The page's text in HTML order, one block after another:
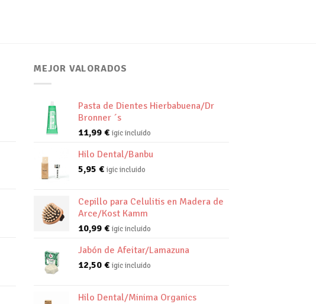
MEJOR VALORADOS
Pasta de Dientes Hierbabuena/Dr
Bronner ´s
11,99 € igic incluido
Hilo Dental/Banbu
5,95 € igic incluido
Cepillo para Celulitis en Madera de
Arce/Kost Kamm
10,99 € igic incluido
Jabón de Afeitar/Lamazuna
12,50 € igic incluido
Hilo Dental/Minima Organics